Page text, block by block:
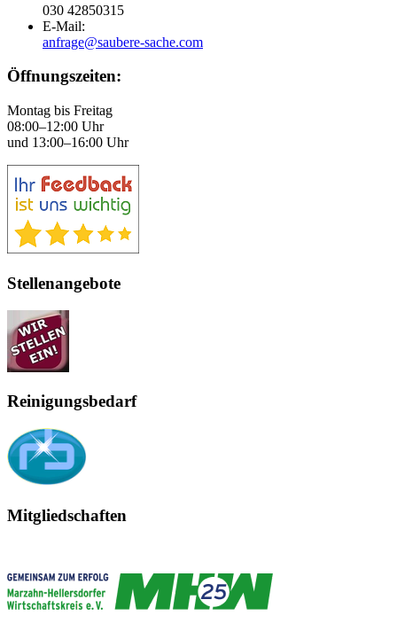
030 42850315
E-Mail:
anfrage@saubere-sache.com
Öffnungszeiten:
Montag bis Freitag
08:00–12:00 Uhr
und 13:00–16:00 Uhr
Stellenangebote
Reinigungsbedarf
Mitgliedschaften